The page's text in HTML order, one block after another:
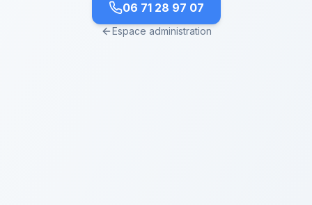
06 71 28 97 07
Espace administration